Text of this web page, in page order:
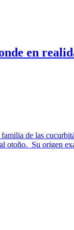
en
de las
otoño. Su origen